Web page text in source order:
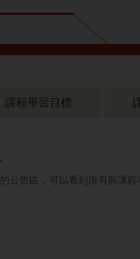
課程學習目標
公告區，可以看到所有與課程